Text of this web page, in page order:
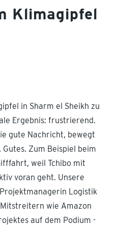
Klimagipfel
in Sharm el Sheikh zu
Ergebnis: frustrierend.
gute Nachricht, bewegt
Gutes. Zum Beispiel beim
weil Tchibo mit
voran geht. Unsere
Logistik
wie Amazon
auf dem Podium -